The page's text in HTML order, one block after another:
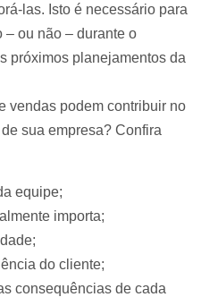
las. Isto é necessário para
– ou não – durante o
próximos planejamentos da
vendas podem contribuir no
sua empresa? Confira
equipe;
importa;
do cliente;
consequências de cada